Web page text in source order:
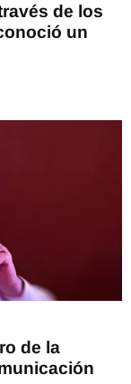
de los
un
de la